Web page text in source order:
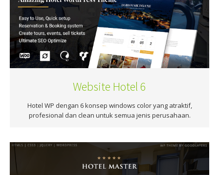
Website Hotel 6
Hotel WP dengan 6 konsep windows color yang atraktif,
profesional dan clean untuk semua jenis perusahaan.